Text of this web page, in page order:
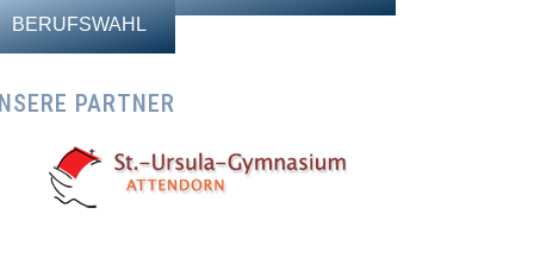
BERUFSWAHL
PARTNER